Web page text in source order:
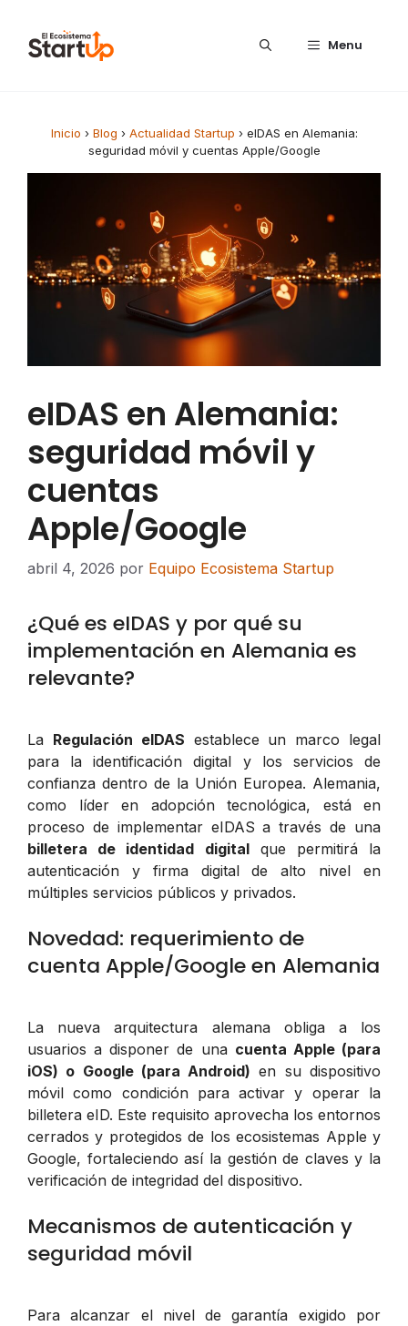
Menu
Inicio › Blog › Actualidad Startup › eIDAS en Alemania:
seguridad móvil y cuentas Apple/Google
eIDAS en Alemania:
seguridad móvil y
cuentas
Apple/Google
abril 4, 2026 por Equipo Ecosistema Startup
¿Qué es eIDAS y por qué su
implementación en Alemania es
relevante?
La Regulación eIDAS establece un marco legal
para la identificación digital y los servicios de
confianza dentro de la Unión Europea. Alemania,
como líder en adopción tecnológica, está en
proceso de implementar eIDAS a través de una
billetera de identidad digitalque permitirá la
autenticación y firma digital de alto nivel en
múltiples servicios públicos y privados.
Novedad: requerimiento de
cuenta Apple/Google en Alemania
La nueva arquitectura alemana obliga a los
usuarios a disponer de una cuenta Apple (para
iOS) o Google (para Android) en su dispositivo
móvil como condición para activar y operar la
billetera eID. Este requisito aprovecha los entornos
cerrados y protegidos de los ecosistemas Apple y
Google, fortaleciendo así la gestión de claves y la
verificación de integridad del dispositivo.
Mecanismos de autenticación y
seguridad móvil
Para alcanzar el nivel de garantía exigido por